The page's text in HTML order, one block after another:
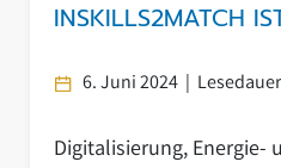
INSKILLS2MATCH
6. Juni 2024 |
Digitalisierung, Energie-